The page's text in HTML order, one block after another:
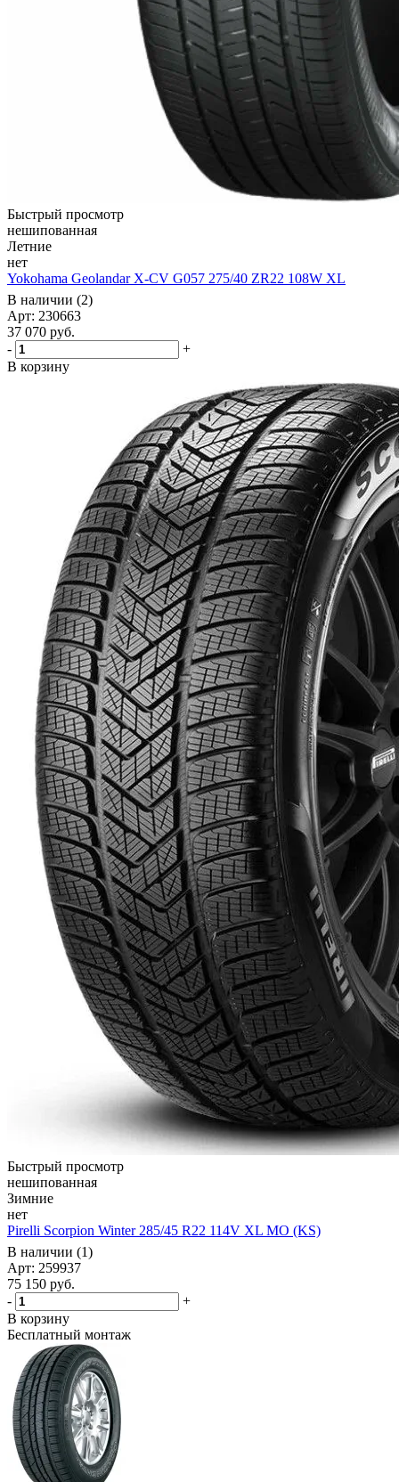
Быстрый просмотр
нешипованная
Летние
нет
Yokohama Geolandar X-CV G057 275/40 ZR22 108W XL
В наличии (2)
Арт: 230663
37 070 руб.
-
+
В корзину
Быстрый просмотр
нешипованная
Зимние
нет
Pirelli Scorpion Winter 285/45 R22 114V XL MO (KS)
В наличии (1)
Арт: 259937
75 150 руб.
-
+
В корзину
Бесплатный монтаж